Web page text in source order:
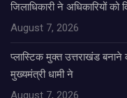
जिलाधिकारी ने अधिकारियों
August 7, 2026
प्लास्टिक मुक्त उत्तराखंड बनाने
मुख्यमंत्री धामी ने
August 7, 2026